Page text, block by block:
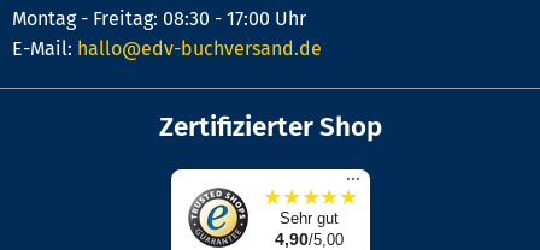
Montag - Freitag: 08:30 - 17:00 Uhr
E-Mail: hallo@edv-buchversand.de
Zertifizierter Shop
...
★★★★★
Sehr gut
4,90/5,00